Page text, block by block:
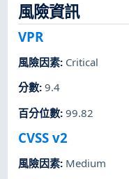
風險資訊
VPR
風險因素: Critical
分數:9.4
百分位數:99.82
CVSS v2
風險因素: Medium